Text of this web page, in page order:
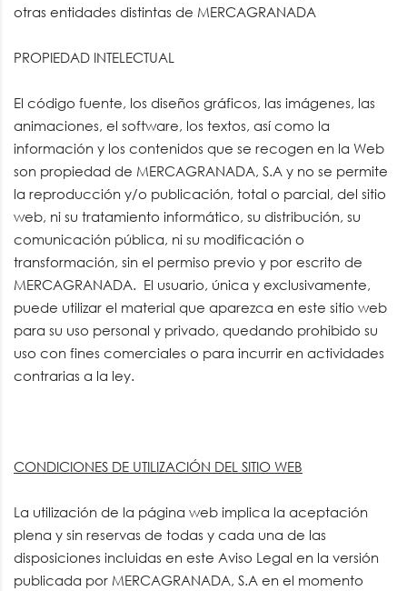
otras entidades distintas de MERCAGRANADA
PROPIEDAD INTELECTUAL
El código fuente, los diseños gráficos, las imágenes, las
animaciones, el software, los textos, así como la
información y los contenidos que se recogen en la Web
son propiedad de MERCAGRANADA, S.A y no se permite
la reproducción y/o publicación, total o parcial, del sitio
web, ni su tratamiento informático, su distribución, su
comunicación pública, ni su modificación o
transformación, sin el permiso previo y por escrito de
MERCAGRANADA. El usuario, única y exclusivamente,
puede utilizar el material que aparezca en este sitio web
para su uso personal y privado, quedando prohibido su
uso con fines comerciales o para incurrir en actividades
contrarias a la ley.
CONDICIONES DE UTILIZACIÓN DEL SITIO WEB
La utilización de la página web implica la aceptación
plena y sin reservas de todas y cada una de las
disposiciones incluidas en este Aviso Legal en la versión
publicada por MERCAGRANADA, S.A en el momento